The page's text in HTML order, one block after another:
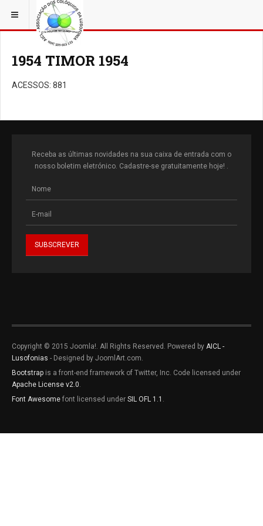
ESTÁ EM... TIMOR FILM
1954 TIMOR 1954
ACESSOS: 881
Receba as últimas novidades na sua caixa de entrada com o
nosso boletim eletrónico. Cadastre-se gratuitamente hoje! .
Copyright © 2015 Joomla!. All Rights Reserved. Powered by AICL -
Lusofonias - Designed by JoomlArt.com.
Bootstrap is a front-end framework of Twitter, Inc. Code licensed under
Apache License v2.0.
Font Awesome font licensed under SIL OFL 1.1 .